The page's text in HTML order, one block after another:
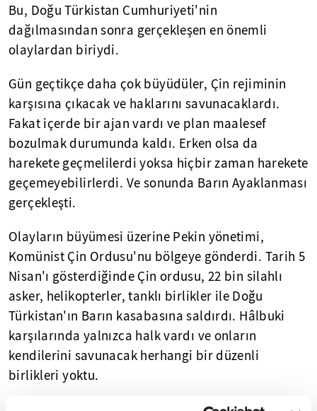
Bu, Doğu Türkistan Cumhuriyeti'nin
dağılmasından sonra gerçekleşen en önemli
olaylardan biriydi.
Gün geçtikçe daha çok büyüdüler, Çin rejiminin
karşısına çıkacak ve haklarını savunacaklardı.
Fakat içerde bir ajan vardı ve plan maalesef
bozulmak durumunda kaldı. Erken olsa da
harekete geçmelilerdi yoksa hiçbir zaman harekete
geçemeyebilirlerdi. Ve sonunda Barın Ayaklanması
gerçekleşti.
Olayların büyümesi üzerine Pekin yönetimi,
Komünist Çin Ordusu'nu bölgeye gönderdi. Tarih 5
Nisan'ı gösterdiğinde Çin ordusu, 22 bin silahlı
asker, helikopterler, tanklı birlikler ile Doğu
Türkistan'ın Barın kasabasına saldırdı. Hâlbuki
karşılarında yalnızca halk vardı ve onların
kendilerini savunacak herhangi bir düzenli
birlikleri yoktu.